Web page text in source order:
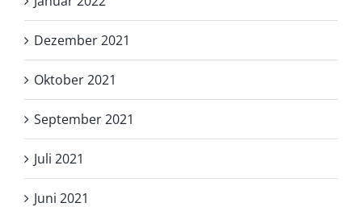
Dezember 2021
Oktober 2021
September 2021
Juli 2021
Juni 2021